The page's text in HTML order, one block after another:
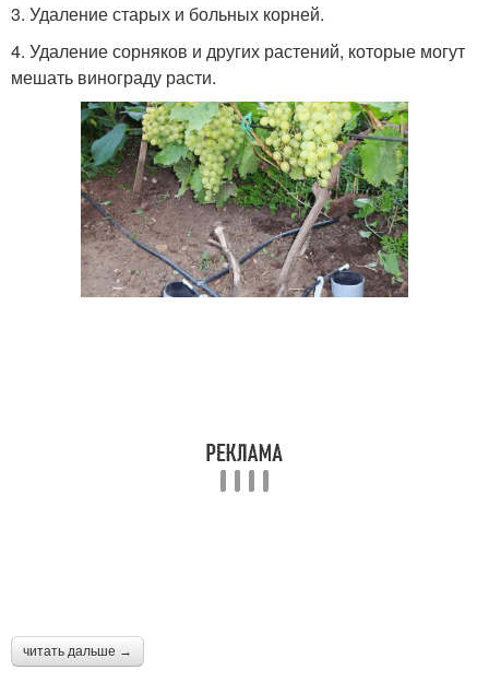
3. Удаление старых и больных корней.
4. Удаление сорняков и других растений, которые могут
мешать винограду расти.
читать дальше →